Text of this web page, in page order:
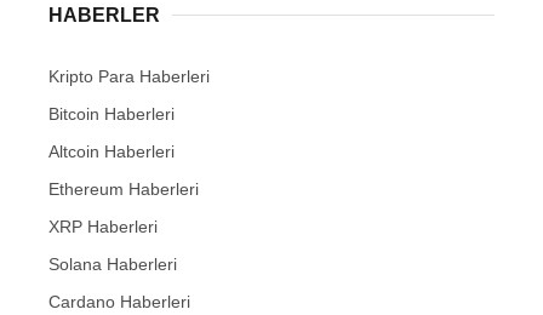
HABERLER
Kripto Para Haberleri
Bitcoin Haberleri
Altcoin Haberleri
Ethereum Haberleri
XRP Haberleri
Solana Haberleri
Cardano Haberleri